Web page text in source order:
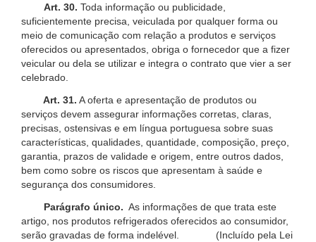
Art. 30. Toda informação ou publicidade,
suficientemente precisa, veiculada por qualquer forma ou
meio de comunicação com relação a produtos e serviços
oferecidos ou apresentados, obriga o fornecedor que a fizer
veicular ou dela se utilizar e integra o contrato que vier a ser
celebrado.
Art. 31. A oferta e apresentação de produtos ou
serviços devem assegurar informações corretas, claras,
precisas, ostensivas e em língua portuguesa sobre suas
características, qualidades, quantidade, composição, preço,
garantia, prazos de validade e origem, entre outros dados,
bem como sobre os riscos que apresentam à saúde e
segurança dos consumidores.
Parágrafo único. As informações de que trata este
artigo, nos produtos refrigerados oferecidos ao consumidor,
serão gravadas de forma indelével. (Incluído pela Lei